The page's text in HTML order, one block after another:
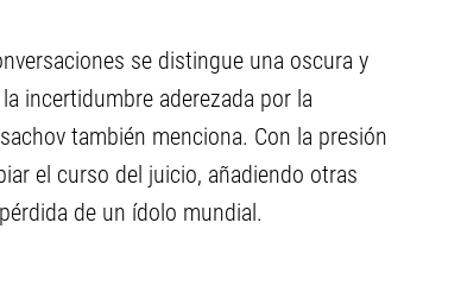
se distingue una oscura y
incertidumbre aderezada por la
también menciona. Con la presión
el curso del juicio, añadiendo otras
de un ídolo mundial.